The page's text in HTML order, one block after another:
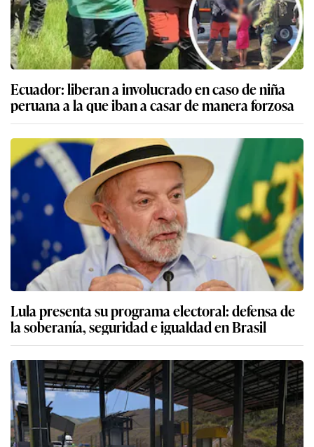
Ecuador: liberan a involucrado en caso de niña
peruana a la que iban a casar de manera forzosa
Lula presenta su programa electoral: defensa de
la soberanía, seguridad e igualdad en Brasil